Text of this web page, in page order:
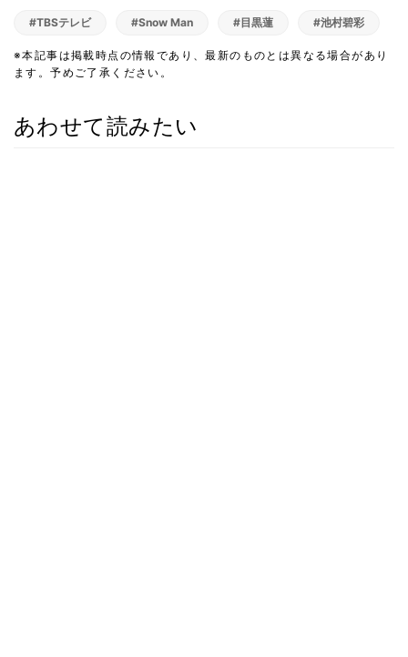
#TBSテレビ #Snow Man #目黒蓮 #池村碧彩
※本記事は掲載時点の情報であり、最新のものとは異なる場合があり
ます。予めご了承ください。
あわせて読みたい